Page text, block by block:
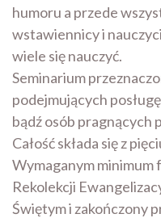
humoru a przede
wstawiennicy i
wiele się nauczyć.
Seminarium
podejmujących
bądź osób pragnących
Całość składa się z
Wymaganym
Rekolekcji
Świętym i zakończony